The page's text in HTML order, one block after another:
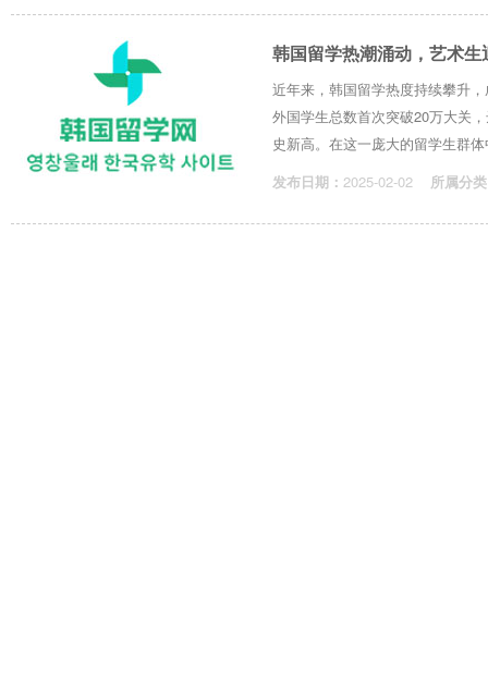
韩国留学热潮涌动，艺术生
近年来，韩国留学热度持续攀升
外国学生总数首次突破20万大关
史新高。在这一庞大的留学生群
发布日期： 2025-02-02 所属分